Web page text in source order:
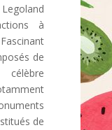
à
de
de